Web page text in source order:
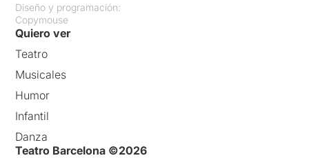
Diseño y programación:
Copymouse
Quiero ver
Teatro
Musicales
Humor
Infantil
Danza
Teatro Barcelona ©2026